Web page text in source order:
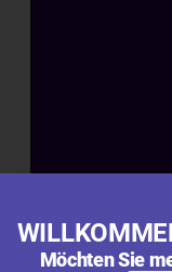
Möchten Sie